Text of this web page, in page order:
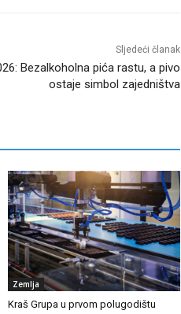
Sljedeći članak
Bezalkoholna pića rastu, a pivo
ostaje simbol zajedništva
Zemlja
Kraš Grupa u prvom polugodištu